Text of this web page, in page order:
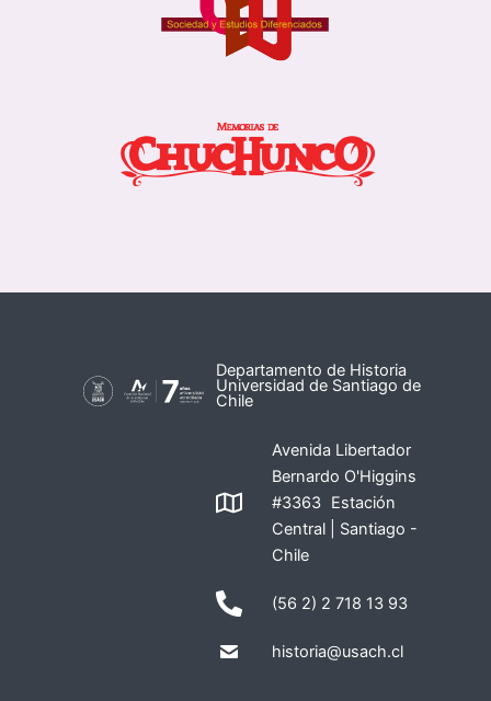
Departamento de Historia
Universidad de Santiago de
Chile
Avenida Libertador
Bernardo O'Higgins
#3363 Estación
Central | Santiago -
Chile
(56 2) 2 718 13 93
historia@usach.cl